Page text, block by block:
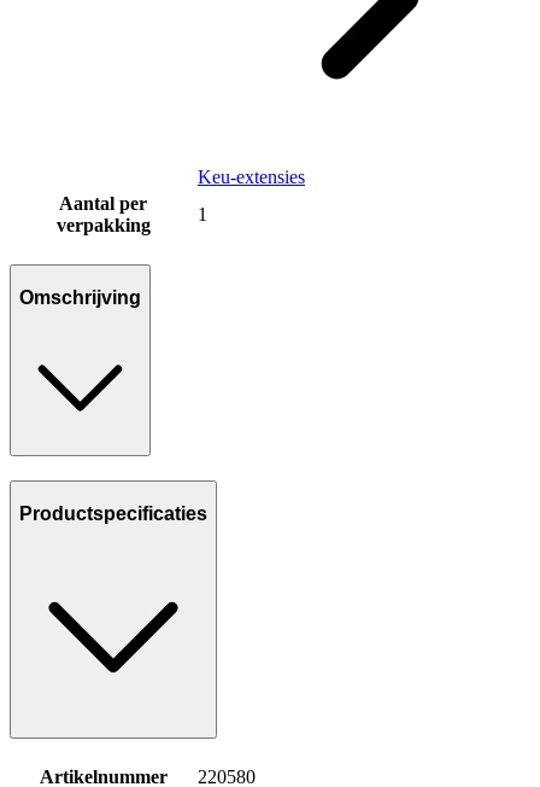
Keu-extensies
Aantal per
verpakking
1
Omschrijving
Productspecificaties
Artikelnummer
220580